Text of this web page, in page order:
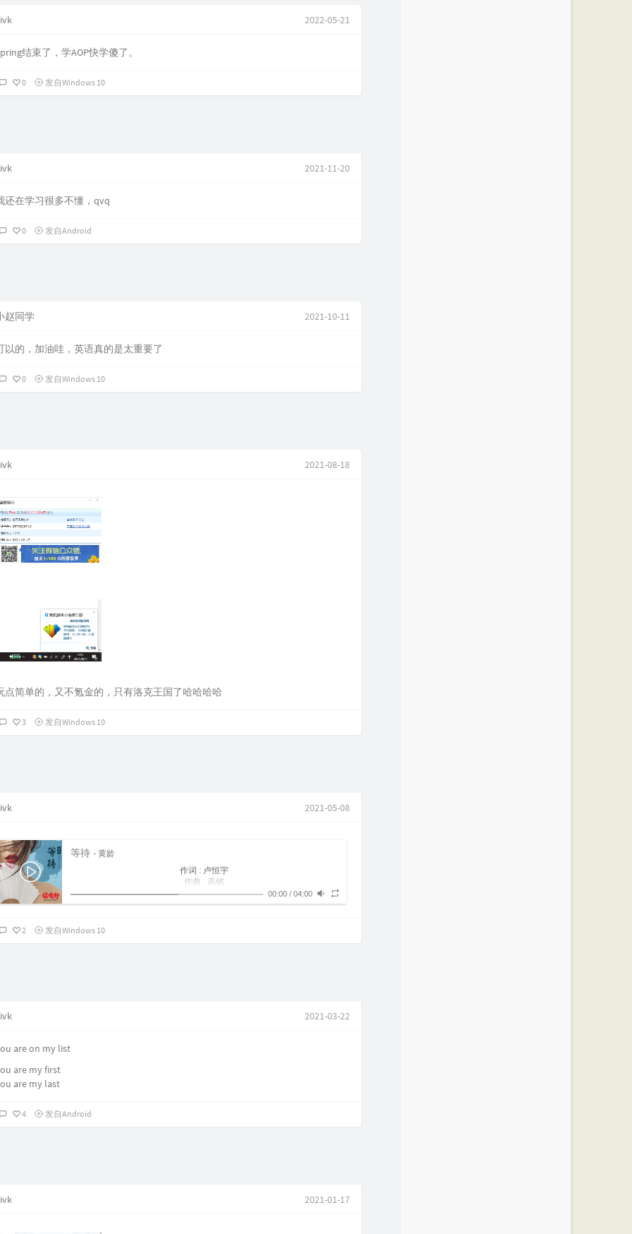
2022-05-21
结束了，学AOP快学傻了。
0 发自Windows 10
2021-11-20
还在学习很多不懂，qvq
0 发自Android
赵同学 2021-10-11
以的，加油哇，英语真的是太重要了
0 发自Windows 10
2021-08-18
点简单的，又不氪金的，只有洛克王国了哈哈哈哈
3 发自Windows 10
2021-05-08
等待 - 黄龄
作词 : 卢恒宇
作曲 : 高铭
风带走了时间
也带走了记忆中的脸
00:00 / 04:00
2 发自Windows 10
2021-03-22
are on my list
are my first
are my last
4 发自Android
2021-01-17